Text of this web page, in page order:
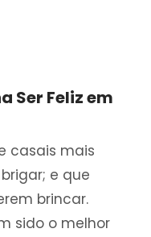
Ser Feliz em
casais mais
e que
brincar.
sido o melhor